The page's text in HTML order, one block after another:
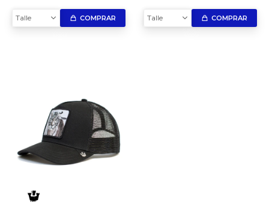
Talle COMPRAR Talle COMPRAR